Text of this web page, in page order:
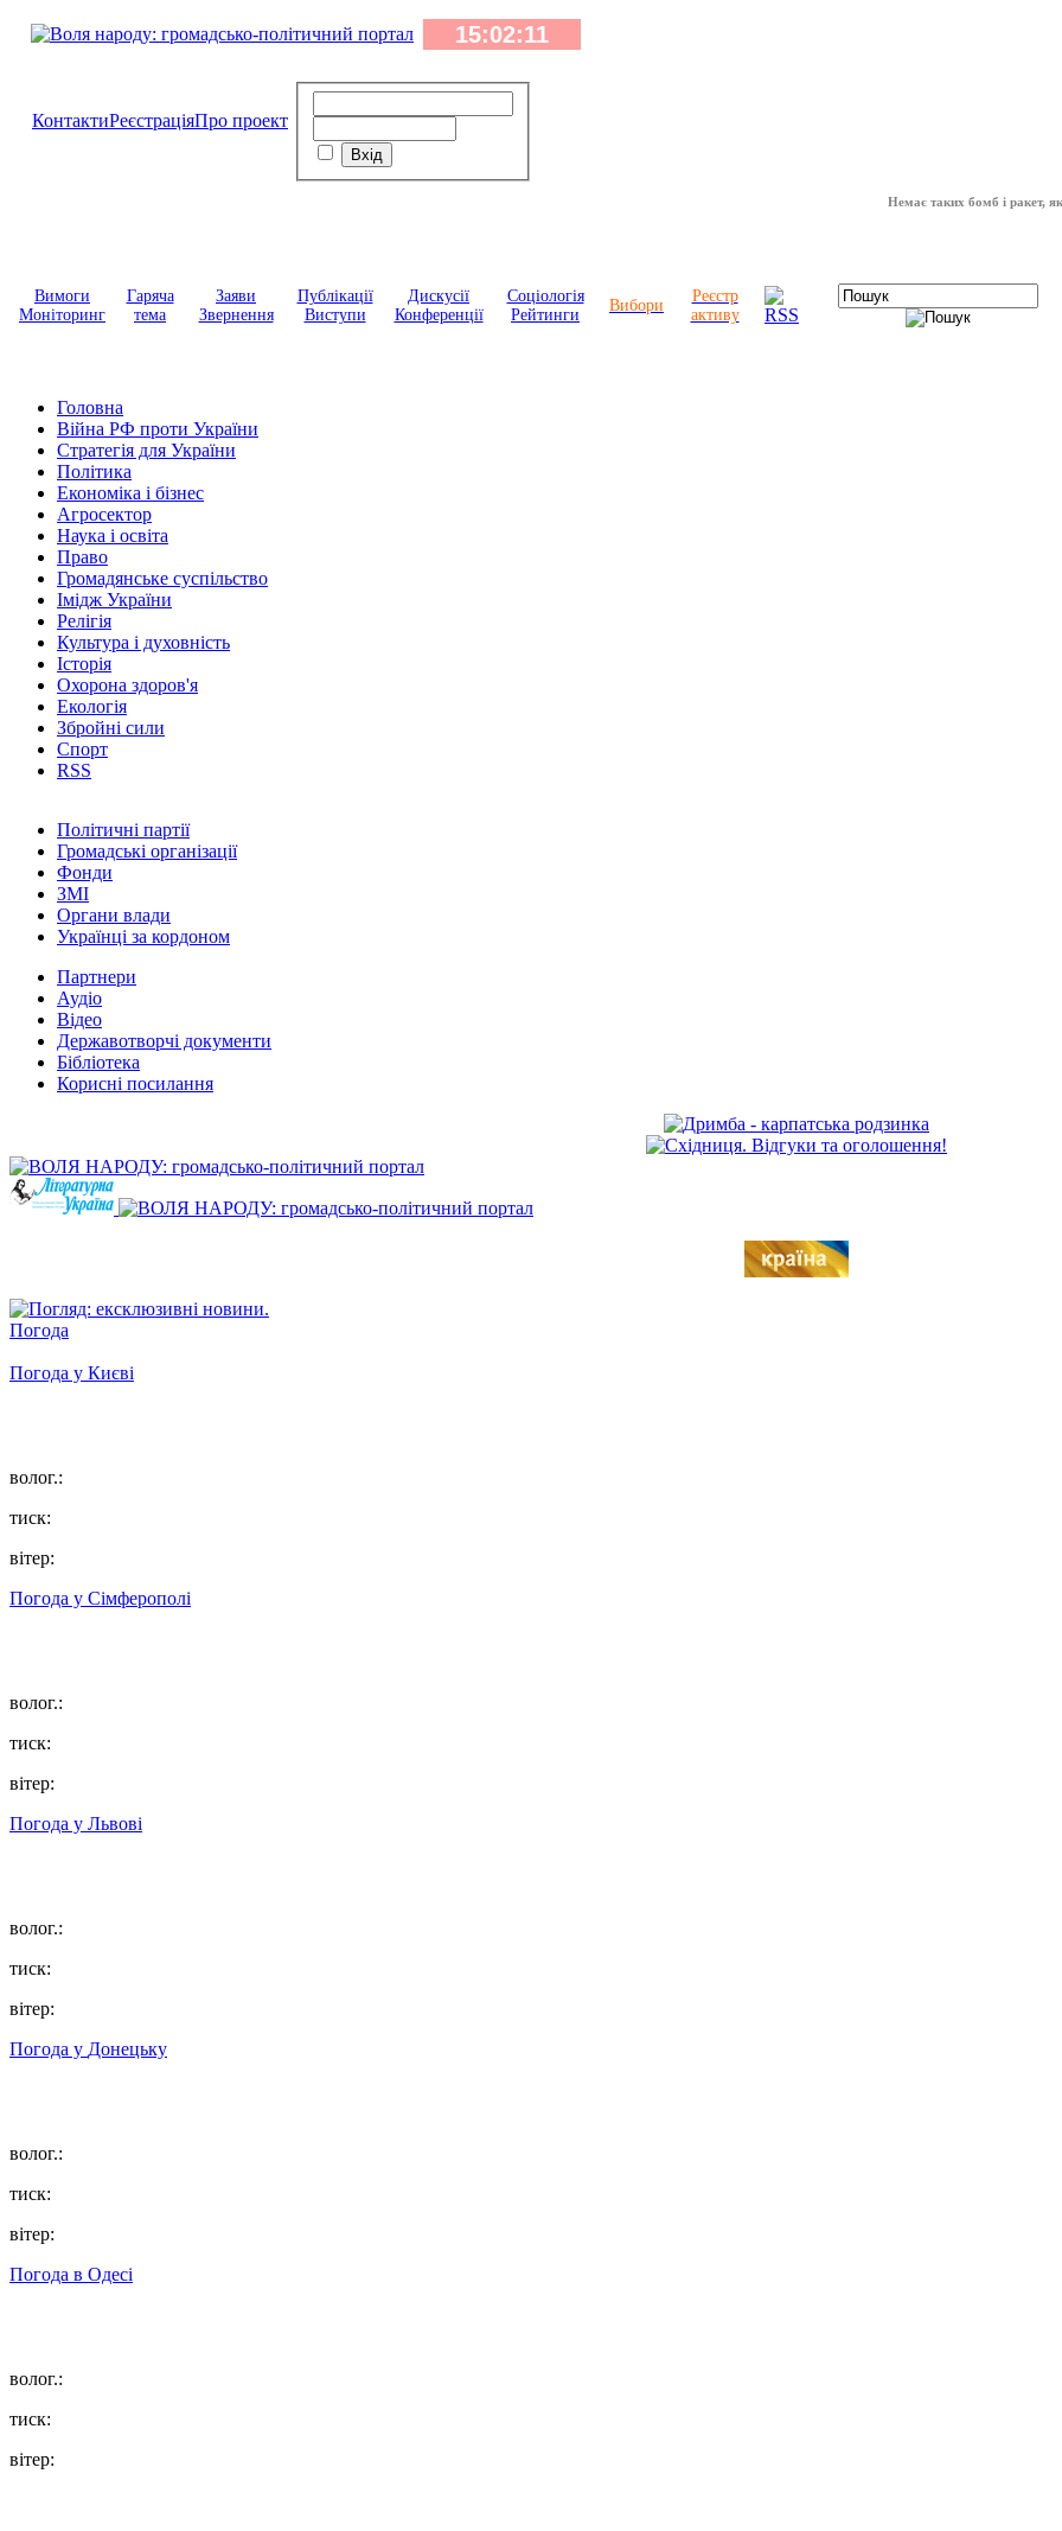
КонтактиРеєстраціяПро проект
Немає таких бомб і ракет, які
Вимоги
Моніторинг
Гаряча
тема
Заяви
Звернення
Публікації
Виступи
Дискусії
Конференції
Соціологія
Рейтинги
Вибори
Реєстр
активу
Головна
Війна РФ проти України
Стратегія для України
Політика
Економіка і бізнес
Агросектор
Наука і освіта
Право
Громадянське суспільство
Імідж України
Релігія
Культура і духовність
Історія
Охорона здоров'я
Екологія
Збройні сили
Спорт
RSS
Політичні партії
Громадські організації
Фонди
ЗМІ
Органи влади
Українці за кордоном
Партнери
Аудіо
Відео
Державотворчі документи
Бібліотека
Корисні посилання
Погода
Погода у Києві
волог.:
тиск:
вітер:
Погода у Сімферополі
волог.:
тиск:
вітер:
Погода у Львові
волог.:
тиск:
вітер:
Погода у Донецьку
волог.:
тиск:
вітер:
Погода в Одесі
волог.:
тиск:
вітер: